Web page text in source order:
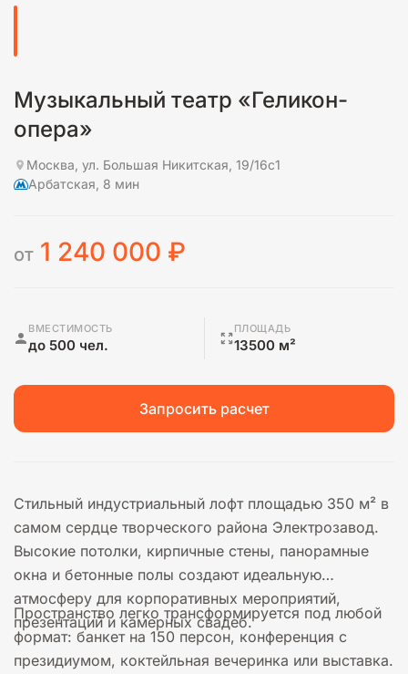
Музыкальный театр «Геликон-
опера»
Москва, ул. Большая Никитская, 19/16с1
Арбатская, 8 мин
от 1 240 000 ₽
ВМЕСТИМОСТЬ
до 500 чел.
ПЛОЩАДЬ
13500 м²
Запросить расчет
Стильный индустриальный лофт площадью 350 м² в
самом сердце творческого района Электрозавод.
Высокие потолки, кирпичные стены, панорамные
окна и бетонные полы создают идеальную
атмосферу для корпоративных мероприятий,
презентаций и камерных свадеб.
Пространство легко трансформируется под любой
формат: банкет на 150 персон, конференция с
президиумом, коктейльная вечеринка или выставка.